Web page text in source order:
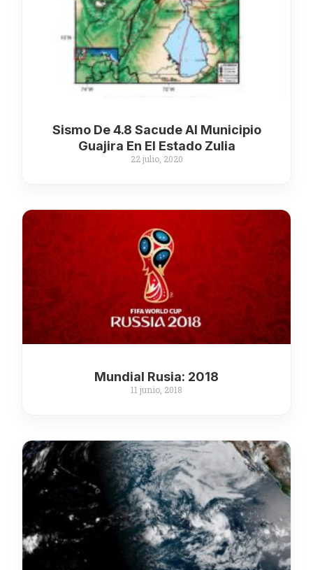
Sismo De 4.8 Sacude Al Municipio
Guajira En El Estado Zulia
22 julio, 2020
Mundial Rusia: 2018
11 junio, 2018